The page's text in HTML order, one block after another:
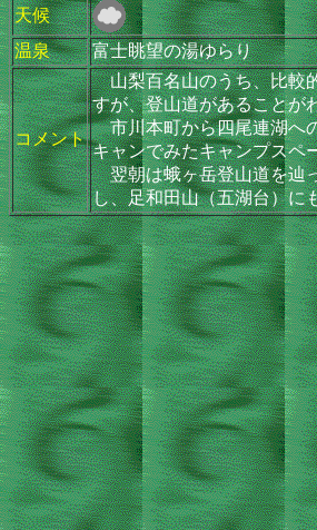
天候
温泉
富士眺望の湯ゆらり
コメント
山梨百名山のうち、比較的
すが、登山道があることが
市川本町から四尾連湖への
キャンでみたキャンプスペ
翌朝は蛾ヶ岳登山道を辿っ
し、足和田山（五湖台）に